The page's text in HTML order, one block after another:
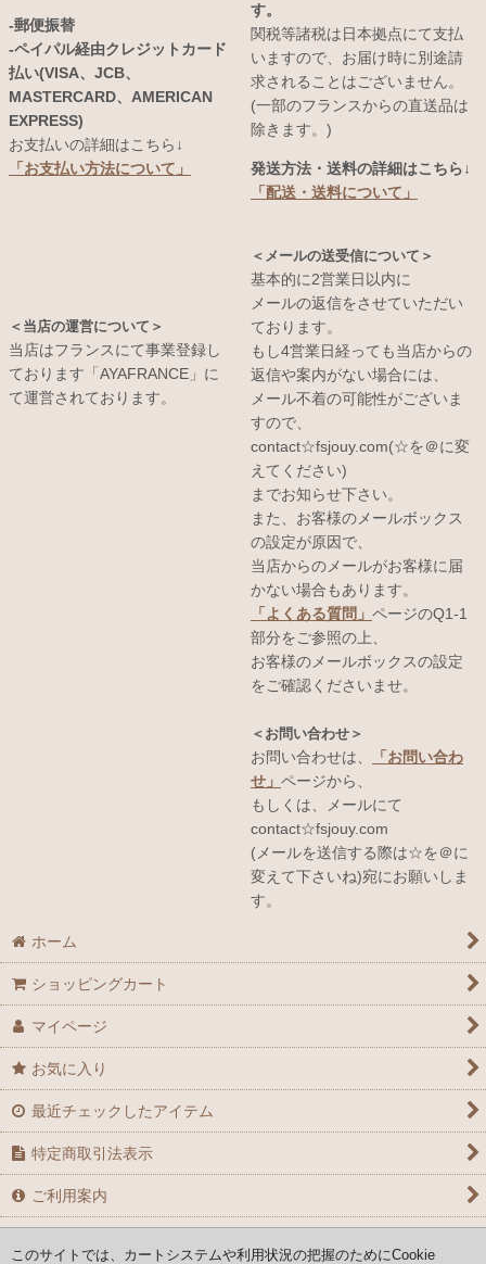
-郵便振替
-ペイパル経由クレジットカード
払い(VISA、JCB、
MASTERCARD、AMERICAN
EXPRESS)
お支払いの詳細はこちら↓
「お支払い方法について」
＜当店の運営について＞
当店はフランスにて事業登録し
ております「AYAFRANCE」に
て運営されております。
す。
関税等諸税は日本拠点にて支払
いますので、お届け時に別途請
求されることはございません。
(一部のフランスからの直送品は
除きます。)
発送方法・送料の詳細はこちら↓
「配送・送料について」
＜メールの送受信について＞
基本的に2営業日以内に
メールの返信をさせていただい
ております。
もし4営業日経っても当店からの
返信や案内がない場合には、
メール不着の可能性がございま
すので、
contact☆fsjouy.com(☆を＠に変
えてください)
までお知らせ下さい。
また、お客様のメールボックス
の設定が原因で、
当店からのメールがお客様に届
かない場合もあります。
「よくある質問」 ページのQ1-1
部分をご参照の上、
お客様のメールボックスの設定
をご確認くださいませ。
＜お問い合わせ＞
お問い合わせは、
「お問い合わ
せ」 ページから、
もしくは、メールにて
contact☆fsjouy.com
(メールを送信する際は☆を＠に
変えて下さいね)宛にお願いしま
す。
ホーム
ショッピングカート
マイページ
お気に入り
最近チェックしたアイテム
特定商取引法表示
ご利用案内
このサイトでは、カートシステムや利用状況の把握のためにCookie